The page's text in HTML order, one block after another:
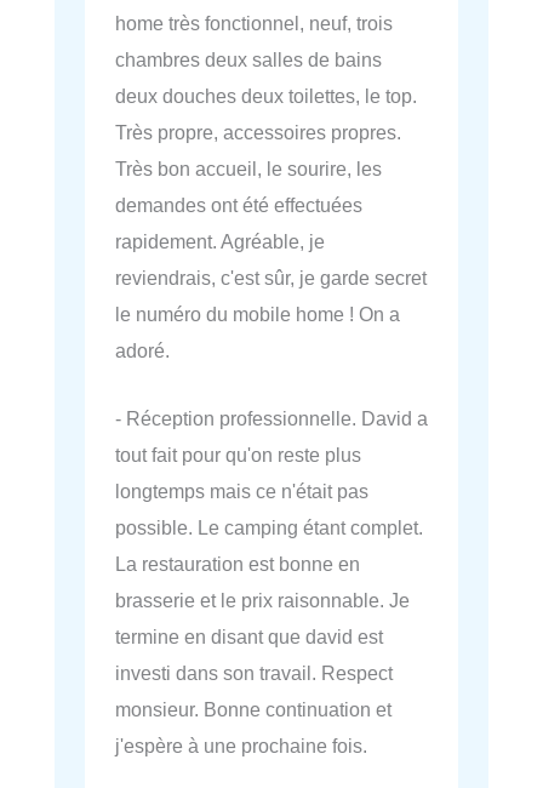
home très fonctionnel, neuf, trois
chambres deux salles de bains
deux douches deux toilettes, le top.
Très propre, accessoires propres.
Très bon accueil, le sourire, les
demandes ont été effectuées
rapidement. Agréable, je
reviendrais, c'est sûr, je garde secret
le numéro du mobile home ! On a
adoré.
- Réception professionnelle. David a
tout fait pour qu'on reste plus
longtemps mais ce n'était pas
possible. Le camping étant complet.
La restauration est bonne en
brasserie et le prix raisonnable. Je
termine en disant que david est
investi dans son travail. Respect
monsieur. Bonne continuation et
j'espère à une prochaine fois.